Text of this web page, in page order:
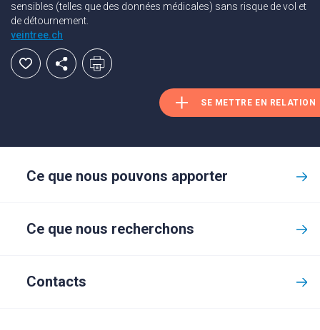
sensibles (telles que des données médicales) sans risque de vol et
de détournement.
veintree.ch
SE METTRE EN RELATION
Ce que nous pouvons apporter
Ce que nous recherchons
Contacts